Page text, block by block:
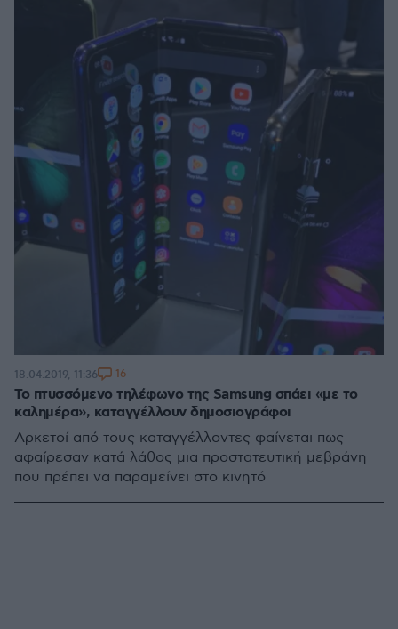
Το πτυσσόμενο τηλέφωνο της Samsung σπάει «με το
καλημέρα», καταγγέλλουν δημοσιογράφοι
Αρκετοί από τους καταγγέλλοντες φαίνεται πως
αφαίρεσαν κατά λάθος μια προστατευτική μεβράνη
που πρέπει να παραμείνει στο κινητό
18.04.2019, 11:36 16